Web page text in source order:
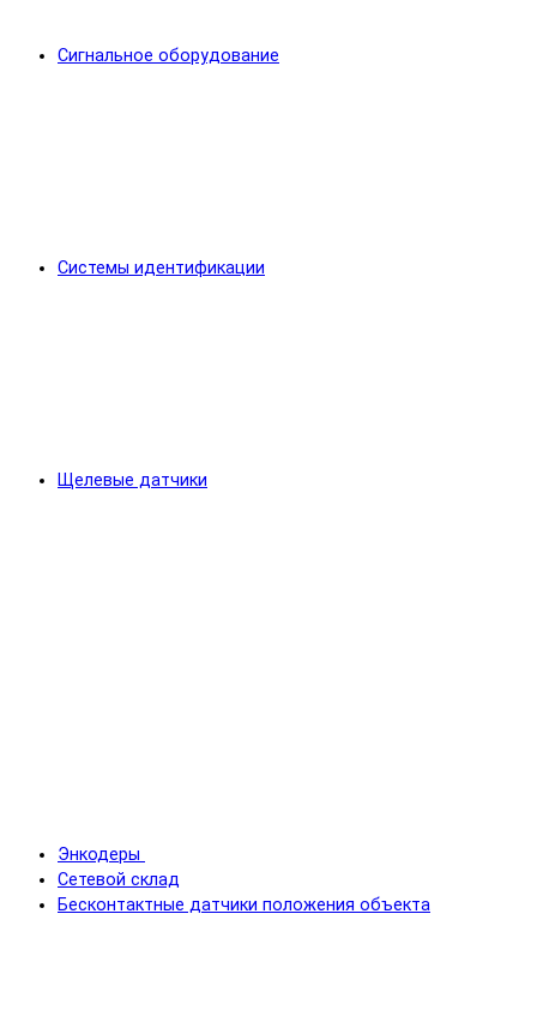
Сигнальное оборудование
Системы идентификации
Щелевые датчики
Энкодеры
Сетевой склад
Бесконтактные датчики положения объекта